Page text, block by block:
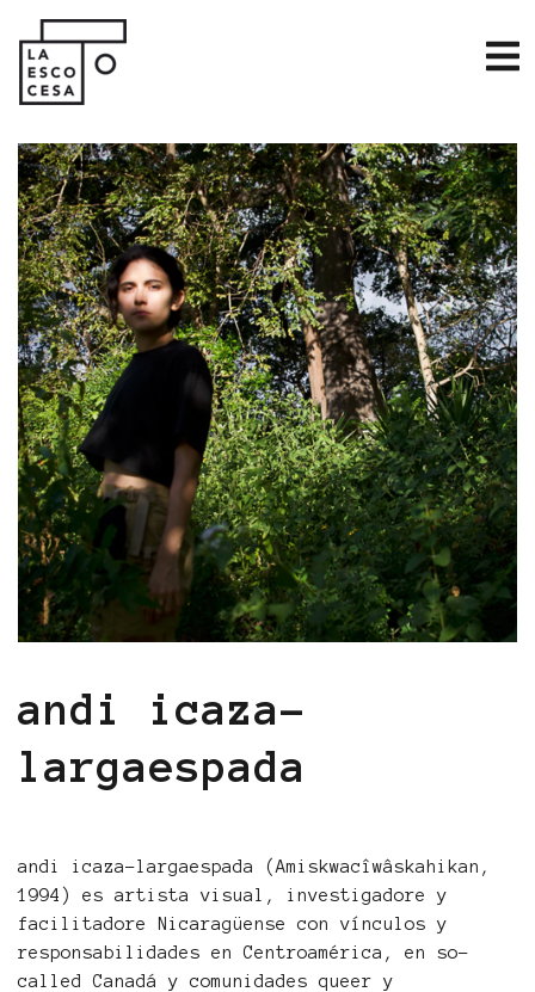
andi icaza-
largaespada
andi icaza-largaespada (Amiskwacîwâskahikan,
1994) es artista visual, investigadore y
facilitadore Nicaragüense con vínculos y
responsabilidades en Centroamérica, en so-
called Canadá y comunidades queer y